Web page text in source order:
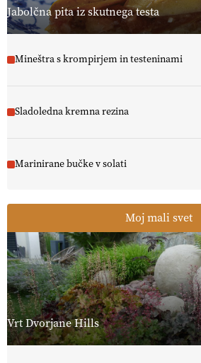
Jabolčna pita iz skutnega testa
Mineštra s krompirjem in testeninami
Sladoledna kremna rezina
Marinirane bučke v solati
Moj mali svet
Vrt Dvorjane Hills